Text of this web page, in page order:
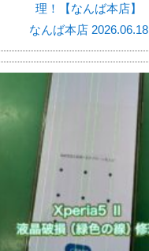
理！【なんば本店】
なんば本店 2026.06.18